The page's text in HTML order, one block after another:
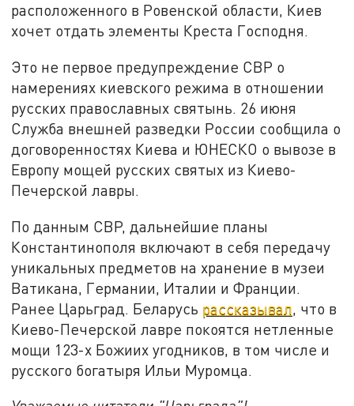
расположенного в Ровенской области, Киев
хочет отдать элементы Креста Господня.
Это не первое предупреждение СВР о
намерениях киевского режима в отношении
русских православных святынь. 26 июня
Служба внешней разведки России сообщила о
договоренностях Киева и ЮНЕСКО о вывозе в
Европу мощей русских святых из Киево-
Печерской лавры.
По данным СВР, дальнейшие планы
Константинополя включают в себя передачу
уникальных предметов на хранение в музеи
Ватикана, Германии, Италии и Франции.
Ранее Царьград. Беларусь рассказывал , что в
Киево-Печерской лавре покоятся нетленные
мощи 123-х Божиих угодников, в том числе и
русского богатыря Ильи Муромца.